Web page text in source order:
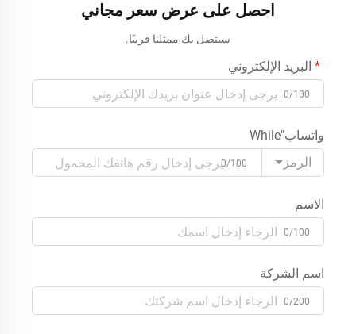
احصل على عرض سعر مجاني
سيتصل بك ممثلنا قريبًا.
البريد الإلكتروني
0/100
واتساب"While
الرمز
0/100
الاسم
0/100
اسم الشركة
0/200